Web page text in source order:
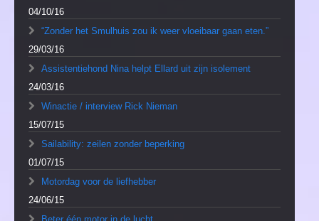
04/10/16
“Zonder het Smulhuis zou ik weer vloeibaar gaan eten.”
29/03/16
Assistentiehond Nina helpt Ellard uit zijn isolement
24/03/16
Winactie / interview Rick Nieman
15/07/15
Sailability: zeilen zonder beperking
01/07/15
Motordag voor de liefhebber
24/06/15